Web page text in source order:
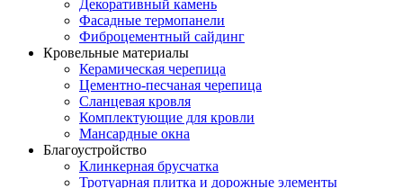
Декоративный камень
Фасадные термопанели
Фиброцементный сайдинг
Кровельные материалы
Керамическая черепица
Цементно-песчаная черепица
Сланцевая кровля
Комплектующие для кровли
Мансардные окна
Благоустройство
Клинкерная брусчатка
Тротуарная плитка и дорожные элементы